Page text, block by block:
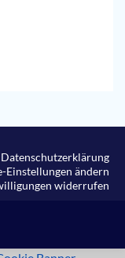
Datenschutzerklärung
Einstellungen ändern
widerrufen